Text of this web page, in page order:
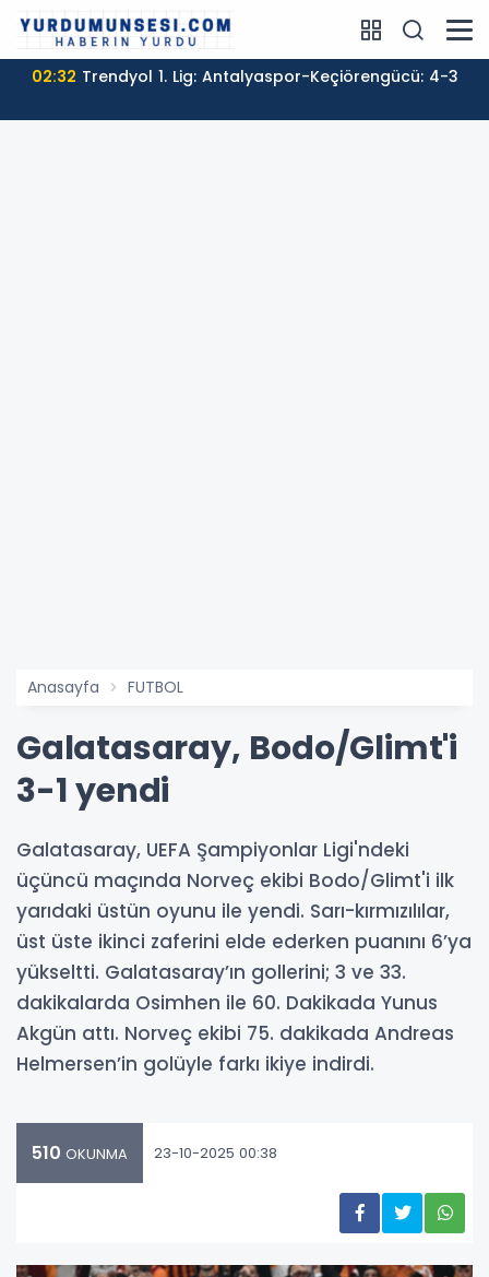
02:32 Trendyol 1. Lig: Antalyaspor-Keçiörengücü: 4-3
Anasayfa FUTBOL
Galatasaray, Bodo/Glimt'i
3-1 yendi
Galatasaray, UEFA Şampiyonlar Ligi'ndeki
üçüncü maçında Norveç ekibi Bodo/Glimt'i ilk
yarıdaki üstün oyunu ile yendi. Sarı-kırmızılılar,
üst üste ikinci zaferini elde ederken puanını 6’ya
yükseltti. Galatasaray’ın gollerini; 3 ve 33.
dakikalarda Osimhen ile 60. Dakikada Yunus
Akgün attı. Norveç ekibi 75. dakikada Andreas
Helmersen’in golüyle farkı ikiye indirdi.
510 OKUNMA 23-10-2025 00:38